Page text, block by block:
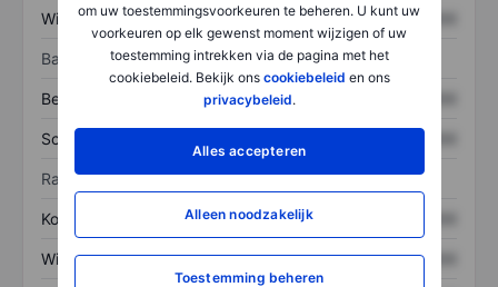
om uw toestemmingsvoorkeuren te beheren. U kunt uw
voorkeuren op elk gewenst moment wijzigen of uw
toestemming intrekken via de pagina met het
cookiebeleid. Bekijk ons cookiebeleid en ons
privacybeleid.
Alles accepteren
Alleen noodzakelijk
Toestemming beheren
Winst XXXXXXX XXXXXXX
Balans
Bezittingen XXXXXXX
Schulden
Ratio's
Koers/omzetratio XXXXXXX
Winst per aandeel XXXXXXX XXXXXXX